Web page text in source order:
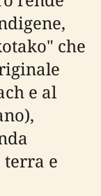
che
e al
terra e